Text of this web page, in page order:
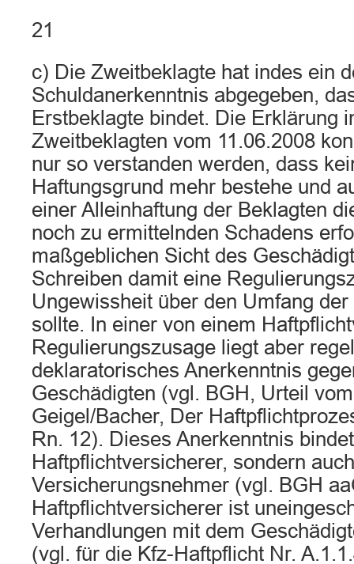
21
c) Die Zweitbeklagte hat indes ein
Schuldanerkenntnis abgegeben,
Erstbeklagte bindet. Die Erklärung
Zweitbeklagten vom 11.06.2008
nur so verstanden werden, dass
Haftungsgrund mehr bestehe und
einer Alleinhaftung der Beklagten
noch zu ermittelnden Schadens
maßgeblichen Sicht des
Schreiben damit eine
Ungewissheit über den Umfang
sollte. In einer von einem
Regulierungszusage liegt aber
deklaratorisches Anerkenntnis
Geschädigten (vgl. BGH, Urteil
Geigel/Bacher, Der
Rn. 12). Dieses Anerkenntnis
Haftpflichtversicherer, sondern
Versicherungsnehmer (vgl. BGH
Haftpflichtversicherer ist
Verhandlungen mit dem
(vgl. für die Kfz-Haftpflicht Nr.